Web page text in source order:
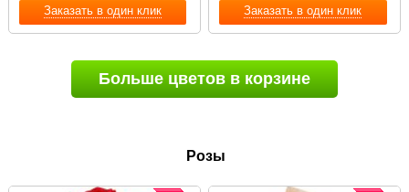
Заказать в один клик Заказать в один клик
Больше цветов в корзине
Розы